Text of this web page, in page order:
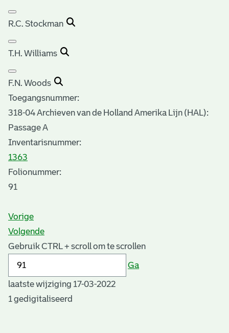
R.C. Stockman
T.H. Williams
F.N. Woods
Toegangsnummer:
318-04 Archieven van de Holland Amerika Lijn (HAL):
Passage A
Inventarisnummer:
1363
Folionummer:
91
Vorige
Volgende
Gebruik CTRL + scroll om te scrollen
Ga
laatste wijziging 17-03-2022
1 gedigitaliseerd